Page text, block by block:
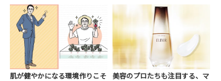
肌が健やかになる環境作りこそ
美容のプロたちも注目する、マ